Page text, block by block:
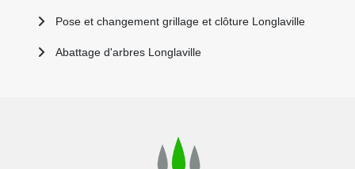
Pose et changement grillage et clôture Longlaville
Abattage d'arbres Longlaville